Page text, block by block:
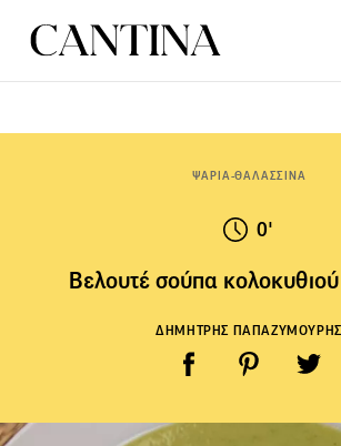
ΨΑΡΙΑ-ΘΑΛΑΣΣΙΝΑ
0'
Βελουτέ σούπα
ΔΗΜΗΤΡΗΣ ΠΑΠΑΖΥΜΟΥΡΗΣ